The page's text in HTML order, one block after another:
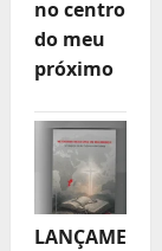
no centro
do meu
próximo
LANÇAME